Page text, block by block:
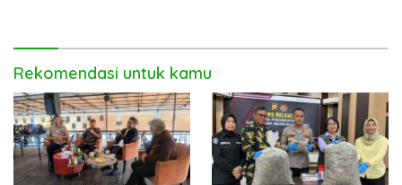
Rekomendasi untuk kamu